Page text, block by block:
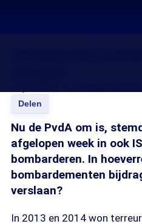
Delen
Nu de PvdA om is,
afgelopen week in ook
bombarderen. In
bombardementen
verslaan?
In 2013 en 2014 won